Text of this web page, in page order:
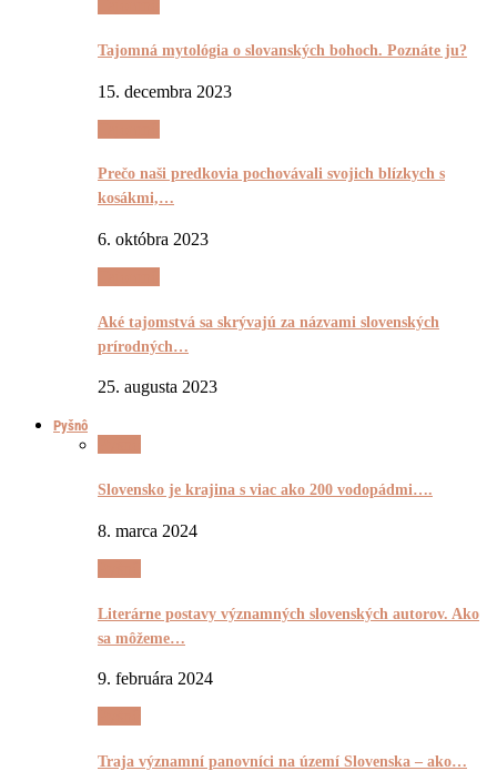
Tajomná mytológia o slovanských bohoch. Poznáte ju?
15. decembra 2023
Prečo naši predkovia pochovávali svojich blízkych s
kosákmi,…
6. októbra 2023
Aké tajomstvá sa skrývajú za názvami slovenských
prírodných…
25. augusta 2023
Pyšnô
Slovensko je krajina s viac ako 200 vodopádmi….
8. marca 2024
Literárne postavy významných slovenských autorov. Ako
sa môžeme…
9. februára 2024
Traja významní panovníci na území Slovenska – ako…